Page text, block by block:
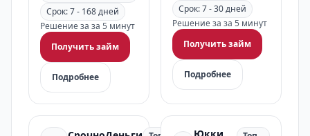
Срок: 7 - 168 дней
Решение за за 5 минут
Получить займ
Подробнее
Срок: 7 - 30 дней
Решение за за 5 минут
Получить займ
Подробнее